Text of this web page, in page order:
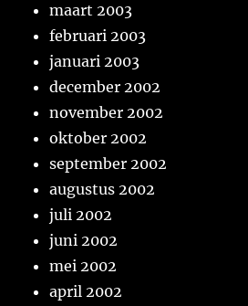
maart 2003
februari 2003
januari 2003
december 2002
november 2002
oktober 2002
september 2002
augustus 2002
juli 2002
juni 2002
mei 2002
april 2002